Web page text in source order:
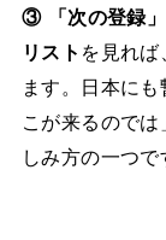
③ 「次の登録」
リスト を見れ
ます。日本に
こが来るので
しみ方の一つで